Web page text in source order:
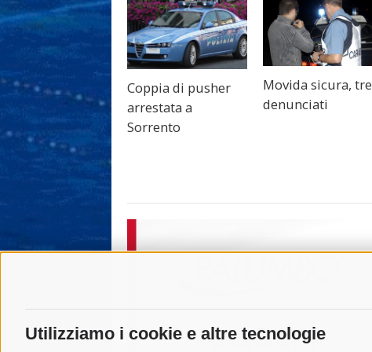
Utilizziamo i cookie e altre tecnologie
Coppia di pusher
arrestata a
Sorrento
Movida sicura, tre
denunciati